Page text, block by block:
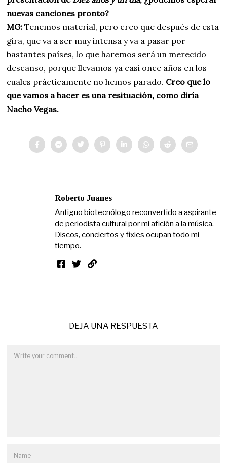
nuevas canciones pronto?
MG: Tenemos material, pero creo que después de esta
gira, que va a ser muy intensa y va a pasar por
bastantes países, lo que haremos será un merecido
descanso, porque llevamos ya casi once años en los
cuales prácticamente no hemos parado. Creo que lo
que vamos a hacer es una resituación, como diría
Nacho Vegas.
Roberto Juanes
Antiguo biotecnólogo reconvertido a aspirante
de periodista cultural por mi afición a la música.
Discos, conciertos y fixies ocupan todo mi
tiempo.
DEJA UNA RESPUESTA